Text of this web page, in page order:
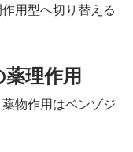
用型へ切り替える
理作用
物作用はベンゾジ